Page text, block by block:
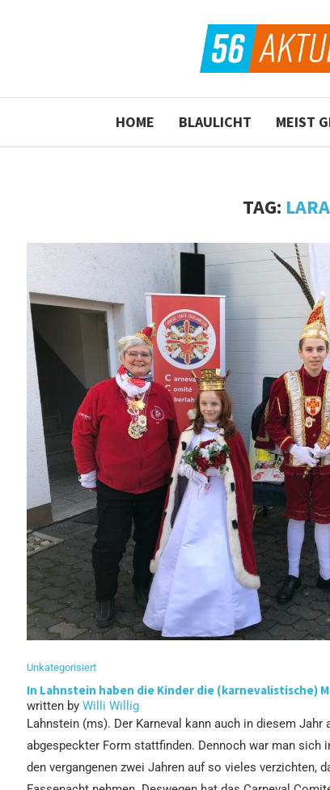
HOME BLAULICHT MEIST
TAG:
Unkategorisiert
In Lahnstein haben die Kinder die (karnevalistische)
written by Willi Willig
Lahnstein (ms). Der Karneval kann auch in diesem
abgespeckter Form stattfinden. Dennoch war man sich
den vergangenen zwei Jahren auf so vieles verzichten,